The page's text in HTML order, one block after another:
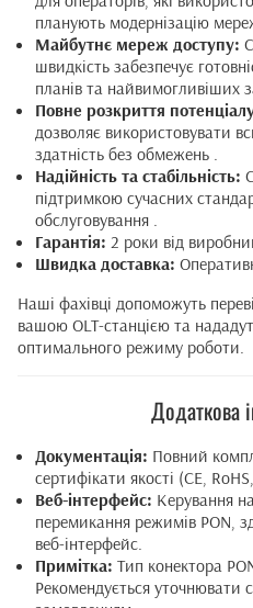
планують модернізацію
Майбутнє мереж доступу:
швидкість забезпечує
планів та найвимогливіших
Повне розкриття
дозволяє використовувати
здатність без обмежень .
Надійність та стабільність:
підтримкою сучасних
обслуговування .
Гарантія: 2 роки від
Швидка доставка:
Наші фахівці допоможуть
вашою OLT-станцією та
оптимального режиму роботи.
Додаткова
Документація: Повний
сертифікати якості (CE,
Веб-інтерфейс: Керування
перемикання режимів PON,
веб-інтерфейс.
Примітка: Тип конектора
Рекомендується уточнювати